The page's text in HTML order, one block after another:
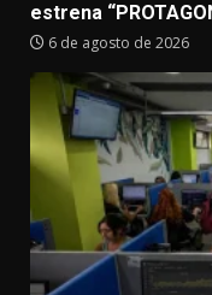
estrena
6 de agosto de 2026